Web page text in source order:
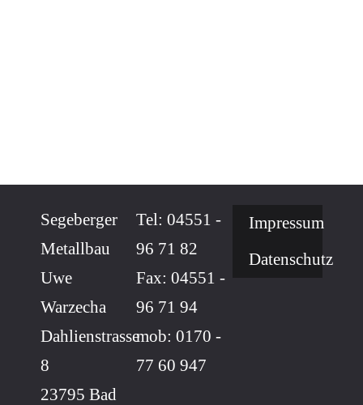
Segeberger
Metallbau
Uwe
Warzecha
Dahlienstrasse
8
23795 Bad
Tel: 04551 -
96 71 82
Fax: 04551 -
96 71 94
mob: 0170 -
77 60 947
Impressum
Datenschutz